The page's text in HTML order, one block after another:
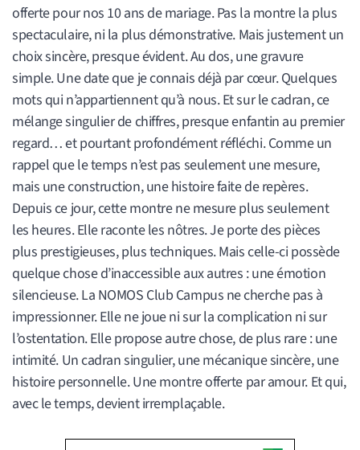
offerte pour nos 10 ans de mariage. Pas la montre la plus
spectaculaire, ni la plus démonstrative. Mais justement un
choix sincère, presque évident. Au dos, une gravure
simple. Une date que je connais déjà par cœur. Quelques
mots qui n’appartiennent qu’à nous. Et sur le cadran, ce
mélange singulier de chiffres, presque enfantin au premier
regard… et pourtant profondément réfléchi. Comme un
rappel que le temps n’est pas seulement une mesure,
mais une construction, une histoire faite de repères.
Depuis ce jour, cette montre ne mesure plus seulement
les heures. Elle raconte les nôtres. Je porte des pièces
plus prestigieuses, plus techniques. Mais celle-ci possède
quelque chose d’inaccessible aux autres : une émotion
silencieuse. La NOMOS Club Campus ne cherche pas à
impressionner. Elle ne joue ni sur la complication ni sur
l’ostentation. Elle propose autre chose, de plus rare : une
intimité. Un cadran singulier, une mécanique sincère, une
histoire personnelle. Une montre offerte par amour. Et qui,
avec le temps, devient irremplaçable.